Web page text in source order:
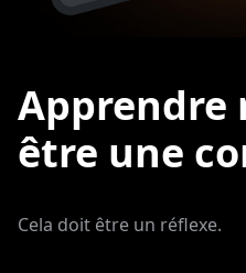
Apprendre
être une
Cela doit être un réflexe.